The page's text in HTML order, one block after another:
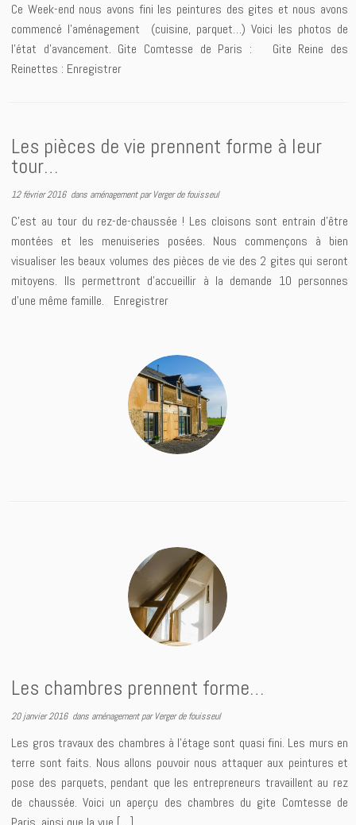
Ce Week-end nous avons fini les peintures des gites et nous avons
commencé l’aménagement (cuisine, parquet…) Voici les photos de
l’état d’avancement. Gite Comtesse de Paris : Gite Reine des
Reinettes : Enregistrer
Les pièces de vie prennent forme à leur
tour…
12 février 2016dans aménagementparVerger de fouisseul
C’est au tour du rez-de-chaussée ! Les cloisons sont entrain d’être
montées et les menuiseries posées. Nous commençons à bien
visualiser les beaux volumes des pièces de vie des 2 gites qui seront
mitoyens. Ils permettront d’accueillir à la demande 10 personnes
d’une même famille. Enregistrer
Les chambres prennent forme…
20 janvier 2016dans aménagementparVerger de fouisseul
Les gros travaux des chambres à l’étage sont quasi fini. Les murs en
terre sont faits. Nous allons pouvoir nous attaquer aux peintures et
pose des parquets, pendant que les entrepreneurs travaillent au rez
de chaussée. Voici un aperçu des chambres du gite Comtesse de